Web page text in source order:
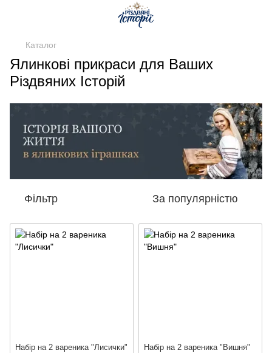
Каталог
Ялинкові прикраси для Ваших
Різдвяних Історій
Фільтр За популярністю
Набір на 2 вареника "Лисички" Набір на 2 вареника "Вишня"